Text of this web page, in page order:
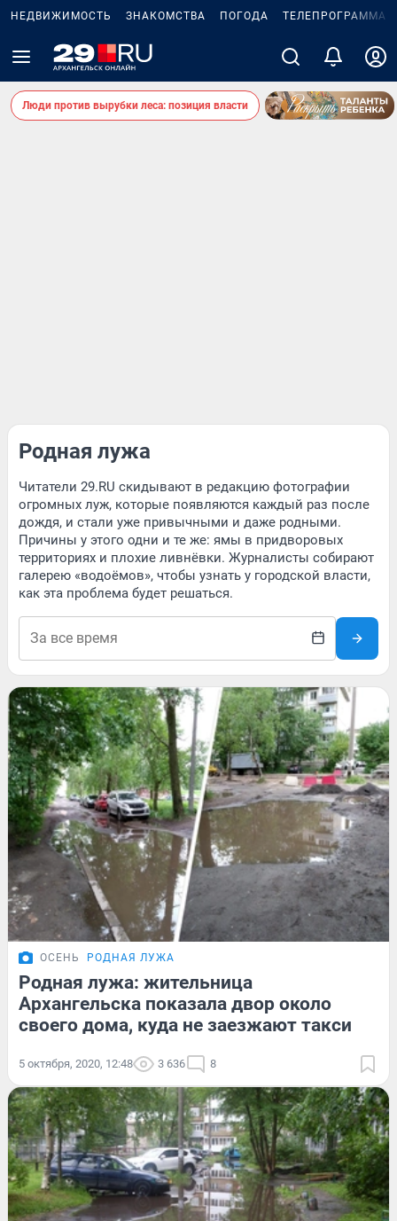
НЕДВИЖИМОСТЬ ЗНАКОМСТВА ПОГОДА ТЕЛЕПРОГРАММА
Люди против вырубки леса: позиция власти
Родная лужа
Читатели 29.RU скидывают в редакцию фотографии
огромных луж, которые появляются каждый раз после
дождя, и стали уже привычными и даже родными.
Причины у этого одни и те же: ямы в придворовых
территориях и плохие ливнёвки. Журналисты собирают
галерею «водоёмов», чтобы узнать у городской власти,
как эта проблема будет решаться.
ОСЕНЬ РОДНАЯ ЛУЖА
Родная лужа: жительница
Архангельска показала двор около
своего дома, куда не заезжают такси
5 октября, 2020, 12:48 3 636 8